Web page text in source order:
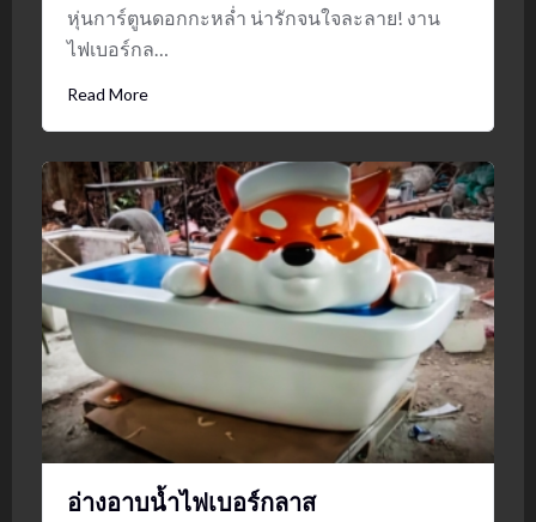
หุ่นการ์ตูนดอกกะหล่ำ น่ารักจนใจละลาย! งาน
ไฟเบอร์กล…
Read More
อ่างอาบน้ำไฟเบอร์กลาส